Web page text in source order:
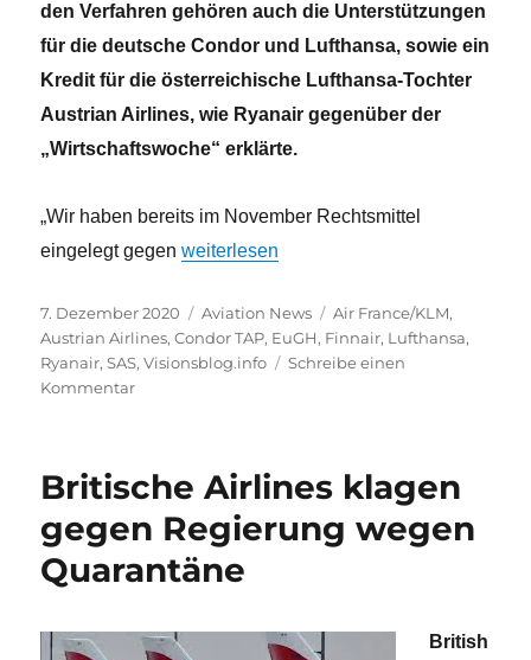
den Verfahren gehören auch die Unterstützungen
für die deutsche Condor und Lufthansa, sowie ein
Kredit für die österreichische Lufthansa-Tochter
Austrian Airlines, wie Ryanair gegenüber der
„Wirtschaftswoche“ erklärte.
„Wir haben bereits im November Rechtsmittel
eingelegt gegen„Ryanair startet Klagewelle vor EuGH“
weiterlesen
Veröffentlicht
am
7. Dezember 2020 Kategorien
Aviation News Schlagwörter
Air France/KLM,
Austrian Airlines,Condor TAP, EuGH, Finnair, Lufthansa,
Ryanair,SAS,Visionsblog.info
Schreibe einen
Kommentarzu
vor
Britische Airlines klagen
gegen Regierung wegen
Quarantäne
British